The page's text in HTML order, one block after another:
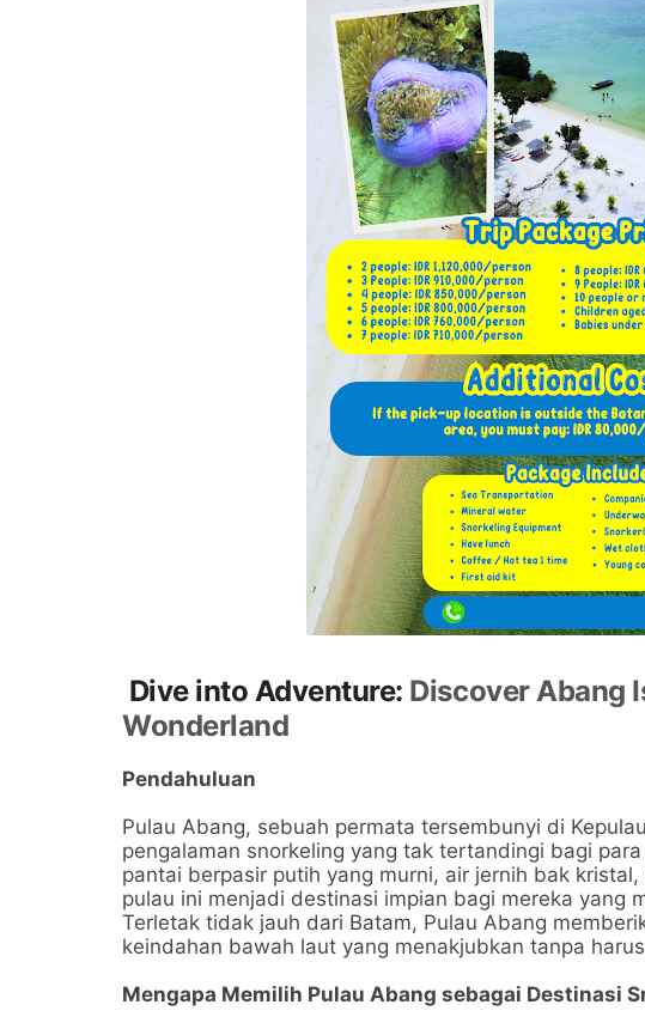
Dive into Adventure: Discover Abang
Wonderland
Pendahuluan
Pulau Abang, sebuah permata tersembunyi di
pengalaman snorkeling yang tak tertandingi bagi
pantai berpasir putih yang murni, air jernih bak
pulau ini menjadi destinasi impian bagi mereka yang
Terletak tidak jauh dari Batam, Pulau Abang
keindahan bawah laut yang menakjubkan tanpa
Mengapa Memilih Pulau Abang sebagai Destinasi